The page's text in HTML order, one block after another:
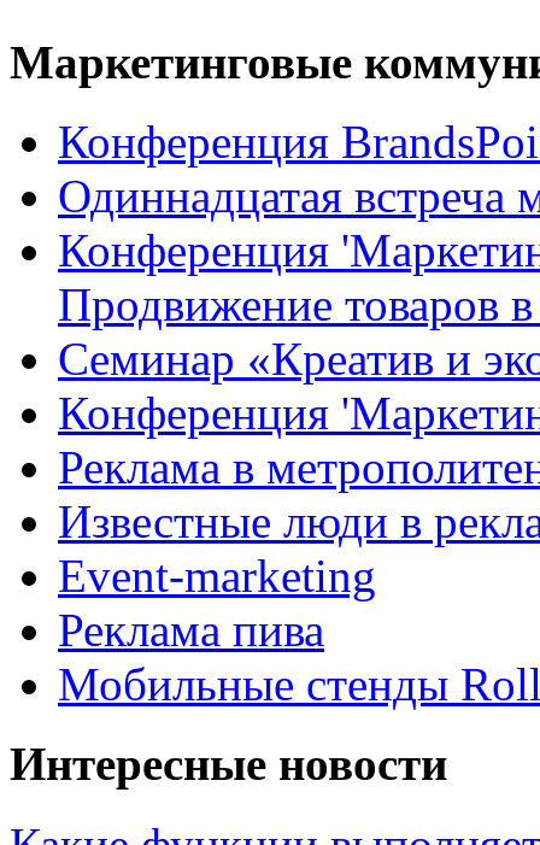
Маркетинговые
Конференция
Одиннадцатая
Конференция
Продвижение товаров
Семинар «Креатив и
Конференция
Реклама в
Известные люди в
Event-marketing
Реклама пива
Мобильные стенды
Интересные новости